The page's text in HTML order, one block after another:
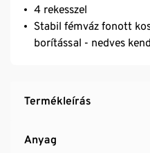
4 rekesszel
Stabil fémváz fonott
borítással - nedves
Termékleírás
Anyag